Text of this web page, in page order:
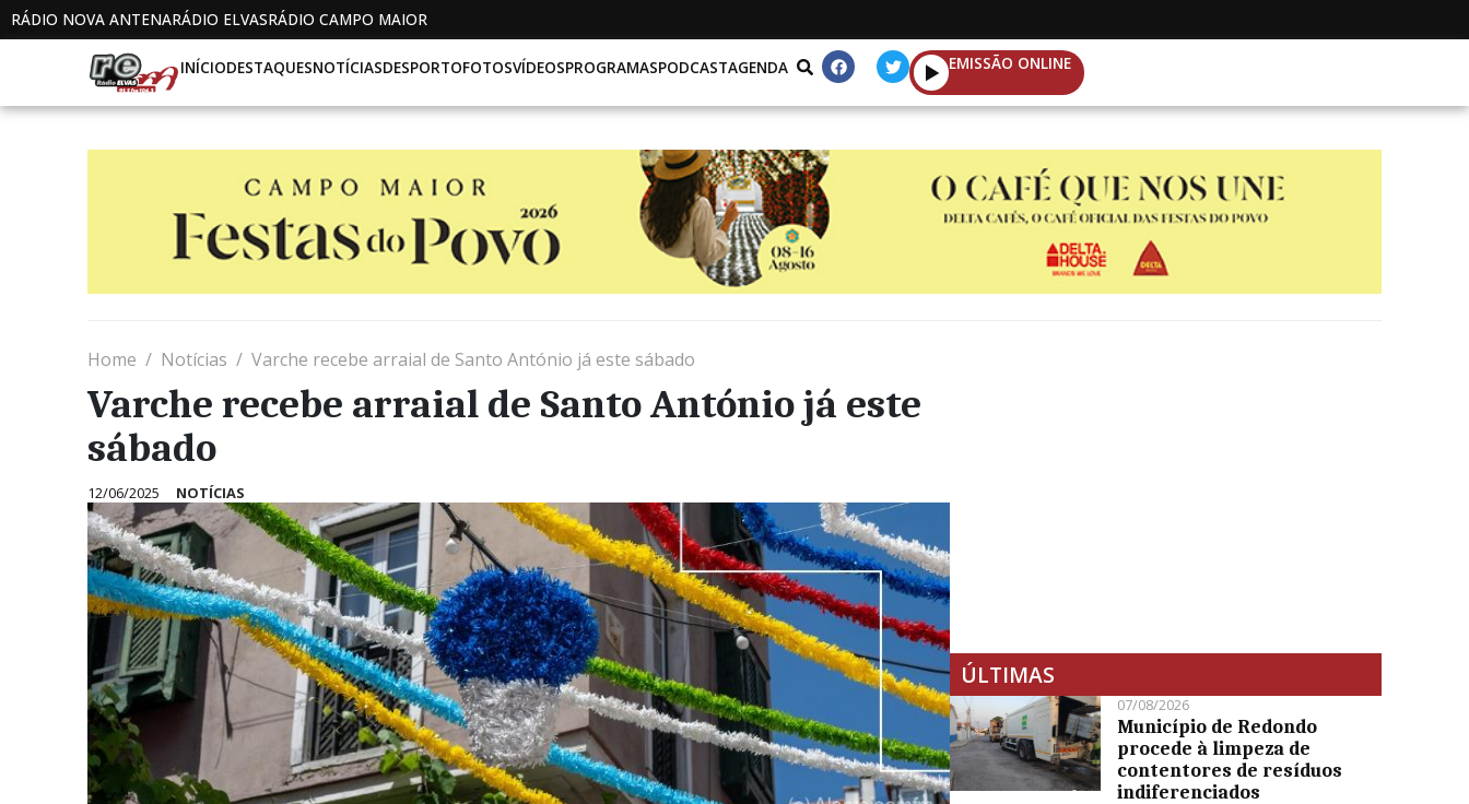
RÁDIO NOVA ANTENARÁDIO ELVASRÁDIO CAMPO MAIOR
INÍCIODESTAQUESNOTÍCIASDESPORTOFOTOSVÍDEOSPROGRAMASPODCASTAGENDA EMISSÃO ONLINE
Home Notícias Varche recebe arraial de Santo António já este sábado
Varche recebe arraial de Santo António já este
sábado
12/06/2025 NOTÍCIAS
ÚLTIMAS
07/08/2026
Município de Redondo
procede à limpeza de
contentores de resíduos
indiferenciados